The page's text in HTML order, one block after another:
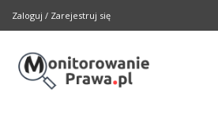
Zaloguj / Zarejestruj się